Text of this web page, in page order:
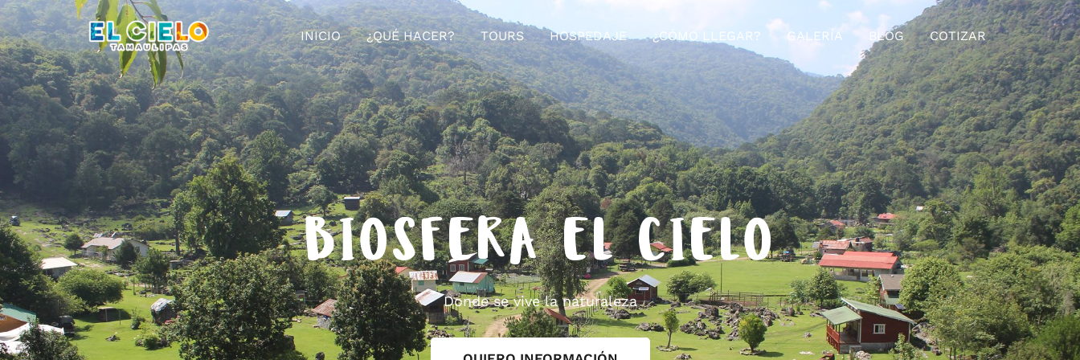
INICIO ¿QUÉ HACER? TOURS HOSPEDAJE ¿CÓMO LLEGAR? GALERÍA BLOG COTIZAR
BIOSFERA EL CIELO
Donde se vive la naturaleza